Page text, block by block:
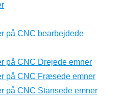
på CNC bearbejdede
på CNC Drejede emner
på CNC Fræsede emner
på CNC Stansede emner